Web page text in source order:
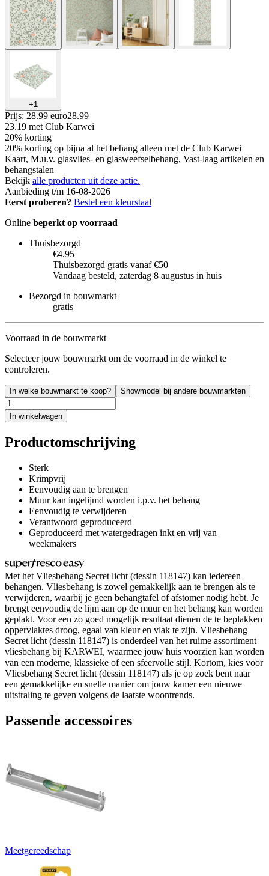
+1
Prijs: 28.99 euro28.99
23.19 met Club Karwei
20% korting
20% korting op bijna al het behang alleen met de Club Karwei
Kaart, M.u.v. glasvlies- en glasweefselbehang, Vast-laag artikelen en
behangstalen
Bekijk alle producten uit deze actie.
Aanbieding t/m 16-08-2026
Eerst proberen? Bestel een kleurstaal
Online beperkt op voorraad
Thuisbezorgd
€4.95
Thuisbezorgd gratis vanaf €50
Vandaag besteld, zaterdag 8 augustus in huis
Bezorgd in bouwmarkt
gratis
Voorraad in de bouwmarkt
Selecteer jouw bouwmarkt om de voorraad in de winkel te
controleren.
In welke bouwmarkt te koop? Showmodel bij andere bouwmarkten
In winkelwagen
Productomschrijving
Sterk
Krimpvrij
Eenvoudig aan te brengen
Muur kan ingelijmd worden i.p.v. het behang
Eenvoudig te verwijderen
Verantwoord geproduceerd
Geproduceerd met watergedragen inkt en vrij van
weekmakers
Met het Vliesbehang Secret licht (dessin 118147) kan iedereen
behangen. Vliesbehang is zowel gemakkelijk aan te brengen als te
verwijderen, waarbij je geen behangtafel of afstomer nodig hebt. Je
brengt eenvoudig de lijm aan op de muur en het behang kan worden
geplakt. Voor een zo goed mogelijk resultaat dienen de te beplakken
oppervlaktes droog, egaal van kleur en vlak te zijn. Vliesbehang
Secret licht (dessin 118147) is onderdeel van het ruime assortiment
vliesbehang bij KARWEI, waarmee jouw huis voorzien kan worden
van een moderne, klassieke of een sfeervolle stijl. Kortom, kies voor
Vliesbehang Secret licht (dessin 118147) als je op zoek bent naar
een gemakkelijke en snelle manier om jouw kamer een nieuwe
uitstraling te geven volgens de laatste woontrends.
Passende accessoires
Meetgereedschap